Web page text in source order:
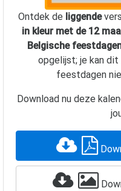
Ontdek de liggende
in kleur met de 12
Belgische
opgelijst; je kan dit
feestdagen
Download nu deze